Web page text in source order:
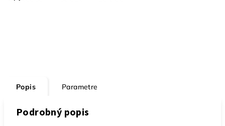
Popis Parametre
Podrobný popis